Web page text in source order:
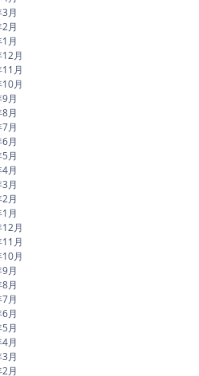
月
月
月
月
月
月
月
月
月
月
月
月
月
月
月
月
月
月
月
月
月
月
月
月
月
月